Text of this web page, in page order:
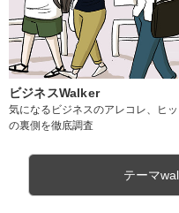
ビジネスWalker
気になるビジネスのアレコレ、ヒッ
の裏側を徹底調査
テーマ